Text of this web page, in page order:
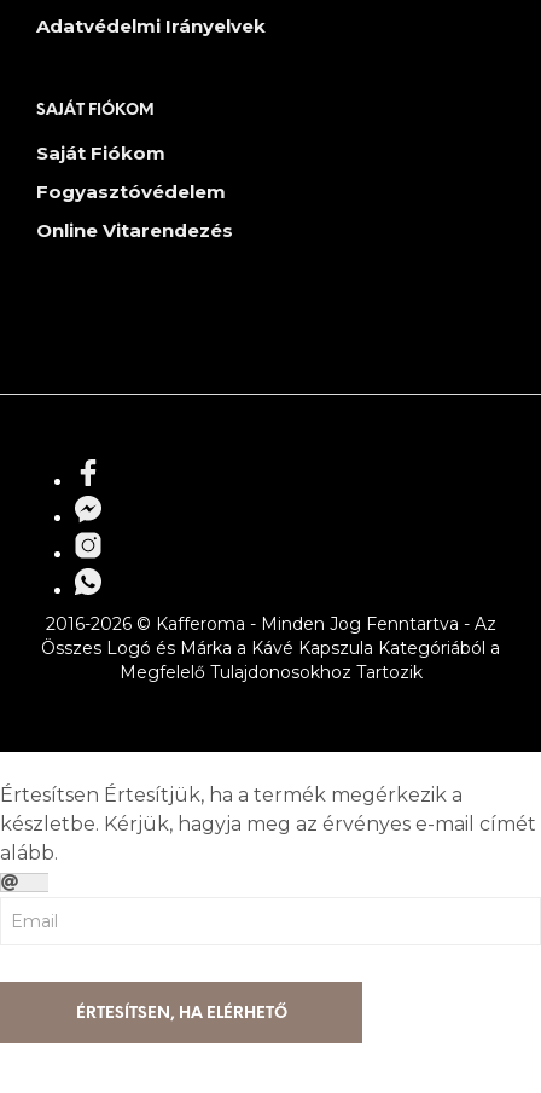
Adatvédelmi Irányelvek
SAJÁT FIÓKOM
Saját Fiókom
Fogyasztóvédelem
Online Vitarendezés
2016-2026 © Kafferoma - Minden Jog Fenntartva - Az
Összes Logó és Márka a Kávé Kapszula Kategóriából a
Megfelelő Tulajdonosokhoz Tartozik
Értesítsen Értesítjük, ha a termék megérkezik a
készletbe. Kérjük, hagyja meg az érvényes e-mail címét
alább.
ÉRTESÍTSEN, HA ELÉRHETŐ